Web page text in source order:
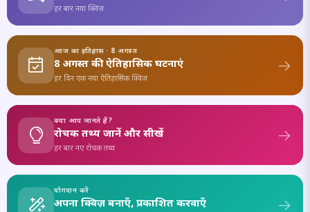
हर बार नया क्विज़
आज का इतिहास · 8 अगस्त
8 अगस्त की ऐतिहासिक घटनाएं
हर दिन एक नया ऐतिहासिक क्विज़
क्या आप जानते हैं?
रोचक तथ्य जानें और सीखें
हर बार नए रोचक तथ्य
योगदान करें
अपना क्विज़ बनाएँ, प्रकाशित करवाएँ